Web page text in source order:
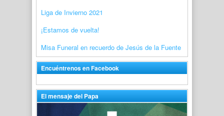
Liga de Invierno 2021
¡Estamos de vuelta!
Misa Funeral en recuerdo de Jesús de la Fuente
Encuéntrenos en Facebook
El mensaje del Papa